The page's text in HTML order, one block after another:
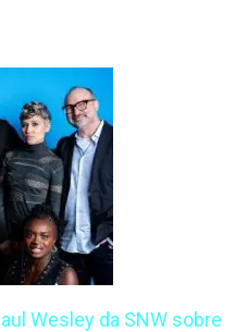
Wesley da SNW sobre